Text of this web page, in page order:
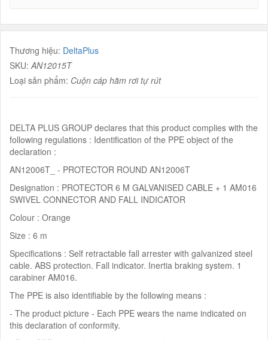
Thương hiệu: DeltaPlus
SKU:AN12015T
Loại sản phẩm: Cuộn cáp hãm rơi tự rút
DELTA PLUS GROUP declares that this product complies with the
following regulations : Identification of the PPE object of the
declaration :
AN12006T_ - PROTECTOR ROUND AN12006T
Designation : PROTECTOR 6 M GALVANISED CABLE + 1 AM016
SWIVEL CONNECTOR AND FALL INDICATOR
Colour : Orange
Size : 6 m
Specifications : Self retractable fall arrester with galvanized steel
cable. ABS protection. Fall indicator. Inertia braking system. 1
carabiner AM016.
The PPE is also identifiable by the following means :
- The product picture - Each PPE wears the name indicated on
this declaration of conformity.